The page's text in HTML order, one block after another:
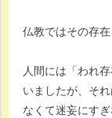
仏教ではその存在
人間には「われ
いましたが、そ
なくて迷妄にすぎ